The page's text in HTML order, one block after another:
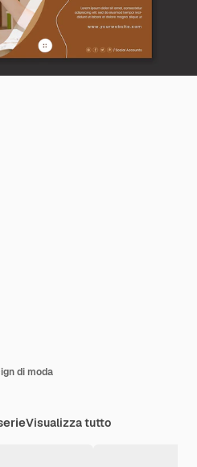
di moda
Visualizza tutto